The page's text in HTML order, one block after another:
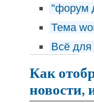
"форум
Тема
Всё для
Как
новости,